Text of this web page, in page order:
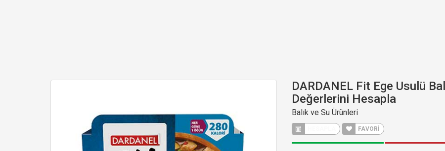
DARDANEL Fit Ege Usulü
Değerlerini Hesapla
Balık ve Su Ürünleri
FAVORİ